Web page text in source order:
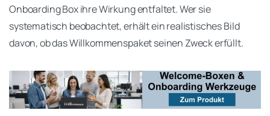
Onboarding Box ihre Wirkung entfaltet. Wer sie
systematisch beobachtet, erhält ein realistisches Bild
davon, ob das Willkommenspaket seinen Zweck erfüllt.